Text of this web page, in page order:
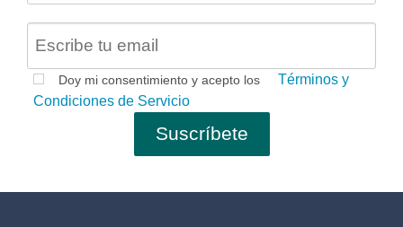
Doy mi consentimiento y acepto los
Términos y
Condiciones de Servicio